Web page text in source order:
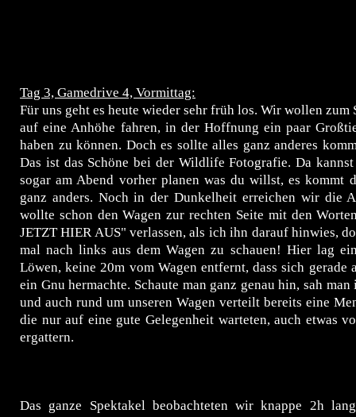
Tag 3, Gamedrive 4, Vormittag:
Für uns geht es heute wieder sehr früh los. Wir wollen zum
auf eine Anhöhe fahren, in der Hoffnung ein paar
haben zu können. Doch es sollte alles ganz anderes
Das ist das Schöne bei der Wildlife Fotografie. Da
sogar am Abend vorher planen was du willst, es kommt
ganz anders. Noch in der Dunkelheit erreichen wir die
wollte schon den Wagen zur rechten Seite mit den
JETZT HIER AUS" verlassen, als ich ihn darauf hinwies,
mal nach links aus dem Wagen zu schauen! Hier lag
Löwen, keine 20m vom Wagen entfernt, dass sich gerade
ein Gnu hermachte. Schaute man ganz genau hin, sah
und auch rund um unseren Wagen verteilt bereits eine
die nur auf eine gute Gelegenheit warteten, auch etwas
ergattern.
Das ganze Spektakel beobachteten wir knappe 2h